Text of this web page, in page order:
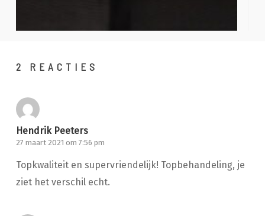
2 REACTIES
Hendrik Peeters
27 maart 2021 om 7:56 pm
Topkwaliteit en supervriendelijk! Topbehandeling, je
ziet het verschil echt.